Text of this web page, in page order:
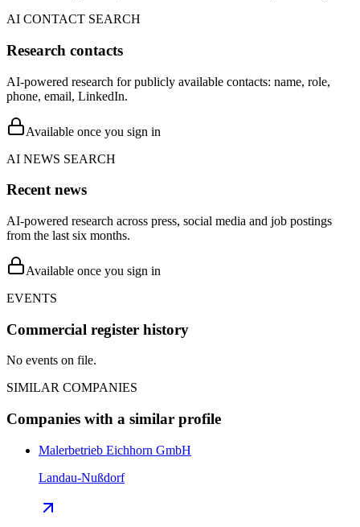
AI CONTACT SEARCH
Research contacts
AI-powered research for publicly available contacts: name, role,
phone, email, LinkedIn.
Available once you sign in
AI NEWS SEARCH
Recent news
AI-powered research across press, social media and job postings
from the last six months.
Available once you sign in
EVENTS
Commercial register history
No events on file.
SIMILAR COMPANIES
Companies with a similar profile
Malerbetrieb Eichhorn GmbH
Landau-Nußdorf